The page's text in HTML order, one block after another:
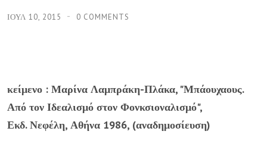
ΙΟΥΛ 10, 2015 0 COMMENTS
κείμενο : Μαρίνα Λαμπράκη-Πλάκα, "Μπάουχαους.
Από τον Ιδεαλισμό στον Φονκσιοναλισμό",
Εκδ. Νεφέλη, Αθήνα 1986, (αναδημοσίευση)